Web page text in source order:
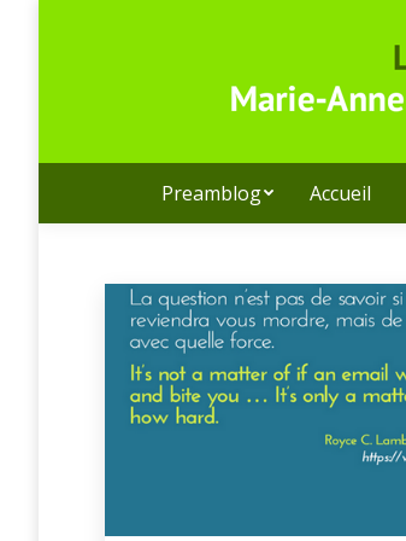
Preamblog Accueil